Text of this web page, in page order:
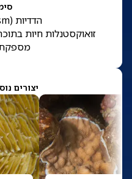
הדדיות (
זואוקסטנלות חיות
מספקת
יצורים